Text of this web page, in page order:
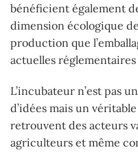
bénéficient également
dimension écologique
production que
actuelles réglementaires
L’incubateur n’est pas
d’idées mais un
retrouvent des acteurs
agriculteurs et même